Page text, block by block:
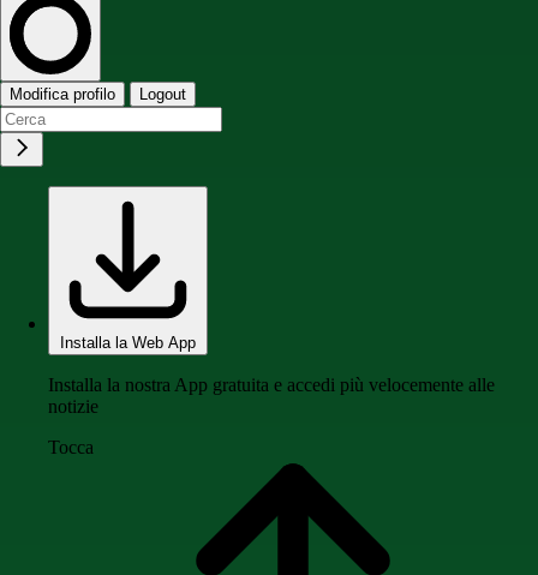
Modifica profilo Logout
Installa la Web App
Installa la nostra App gratuita e accedi più velocemente alle
notizie
Tocca